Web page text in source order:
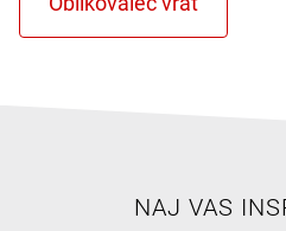
NAJ VAS